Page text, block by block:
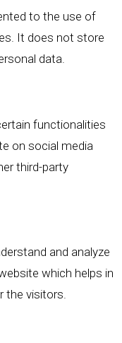
to the use of
It does not store
data.
functionalities
on social media
third-party
and analyze
which helps in
the visitors.